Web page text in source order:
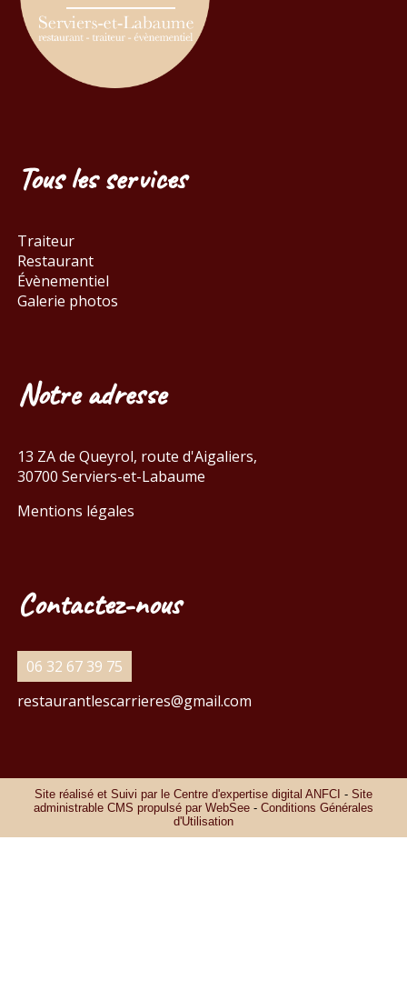
Tous les services
Traiteur
Restaurant
Évènementiel
Galerie photos
Notre adresse
13 ZA de Queyrol, route d'Aigaliers,
30700 Serviers-et-Labaume
Mentions légales
Contactez-nous
06 32 67 39 75
restaurantlescarrieres@gmail.com
Site réalisé et Suivi par le Centre d'expertise digital ANFCI - Site
administrable CMS propulsé par WebSee - Conditions Générales
d'Utilisation